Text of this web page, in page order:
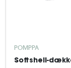
POMPPA
Softshell-